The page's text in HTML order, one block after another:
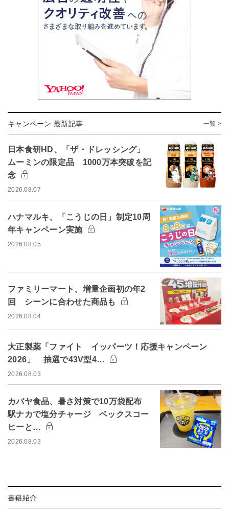
キャンペーン 最新記事 一覧 >
日本食研HD、「ザ・ドレッシング」
ムーミンの限定品 1000万本突破を記
念
2026.08.07
ハナマルキ、「こうじの日」制定10周
年キャンペーン実施
2026.08.05
ファミリーマート、増量企画初の年2
回 シーンに合わせた商品も
2026.08.04
大正製薬「ファイト イッパーツ！応援キャンペーン
2026」 抽選で43V型4…
2026.08.03
カバヤ食品、暑さ対策で10万袋配布
駅ナカで塩分チャージ ベックスコー
ヒーと…
2026.08.03
書籍紹介